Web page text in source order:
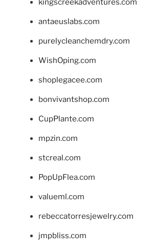
kingscreekadventures.com
antaeuslabs.com
purelycleanchemdry.com
WishOping.com
shoplegacee.com
bonvivantshop.com
CupPlante.com
mpzin.com
stcreal.com
PopUpFlea.com
valueml.com
rebeccatorresjewelry.com
jmpbliss.com